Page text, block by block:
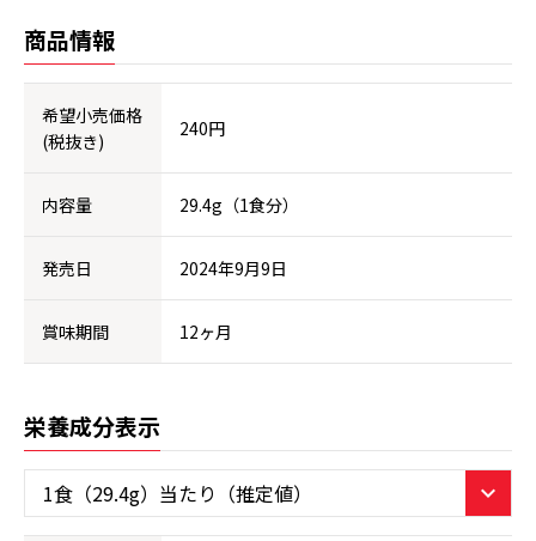
商品情報
希望小売価格
(税抜き)
240円
内容量 29.4g（1食分）
発売日 2024年9月9日
賞味期間 12ヶ月
栄養成分表示